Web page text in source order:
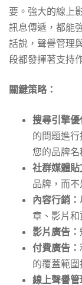
要。強大的線上
訊息傳遞，都能
話說，聲譽管理
段都發揮著支持
關鍵策略：
搜尋引擎優
的問題進
您的品牌名
社群媒體貼
品牌，而不
內容行銷：
章、影片和
影片廣告：
付費廣告：
的覆蓋範圍
線上聲譽管